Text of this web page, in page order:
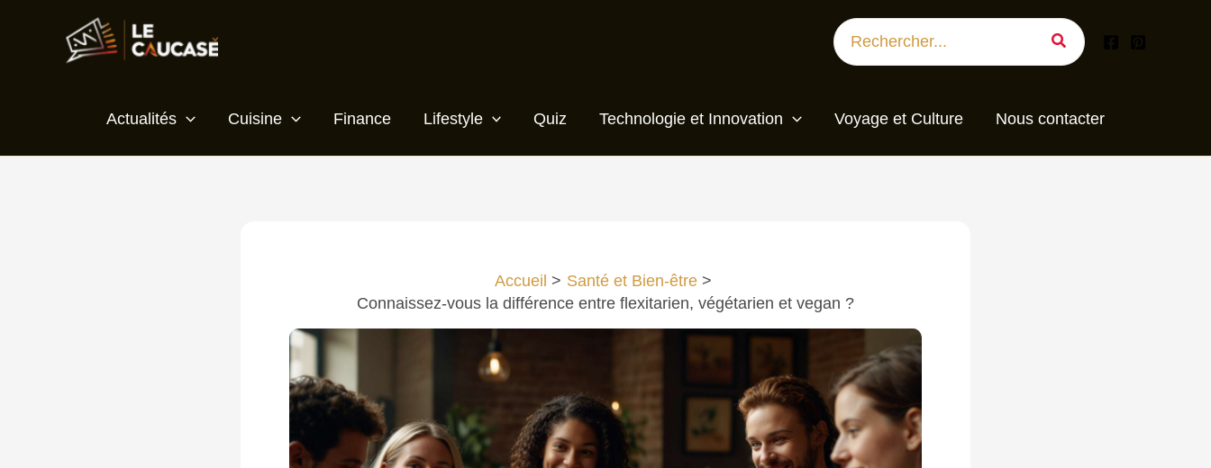
Search
for:
Actualités Cuisine Finance Lifestyle Quiz Technologie et Innovation Voyage et Culture Nous contacter
Accueil
Santé et Bien-être
Connaissez-vous la différence entre flexitarien, végétarien et vegan ?